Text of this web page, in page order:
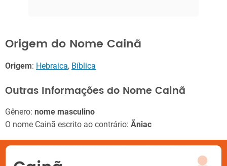
Origem do Nome Cainã
Origem: Hebraica, Bíblica
Outras Informações do Nome Cainã
Gênero: nome masculino
O nome Cainã escrito ao contrário: Ãniac